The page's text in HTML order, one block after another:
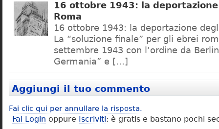
16 ottobre 1943: la
Roma
16 ottobre 1943: la deportazione
La “soluzione finale” per gli ebrei
settembre 1943 con l’ordine da
Germania” e […]
Aggiungi il tuo commento
Fai clic qui per annullare la risposta.
Fai Login oppure Iscriviti: è gratis e bastano pochi